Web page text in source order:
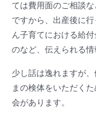
ては費用面のご相談
ですから、出産後に
ん子育てにおける給
のなど、伝えられる情
少し話は逸れますが
まの検体をいただく
会があります。